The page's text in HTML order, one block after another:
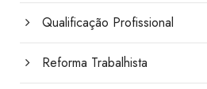
Qualificação Profissional
Reforma Trabalhista